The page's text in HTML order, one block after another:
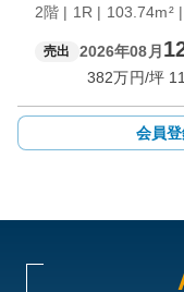
2階 | 1R | 103.74m²
売出 2026年08月
382万円/坪
会員